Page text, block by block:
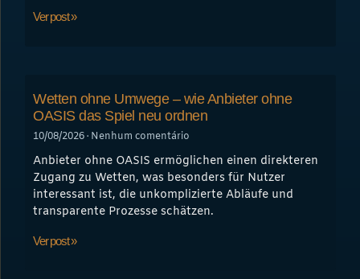
Ver post »
Wetten ohne Umwege – wie Anbieter ohne
OASIS das Spiel neu ordnen
10/08/2026 Nenhum comentário
Anbieter ohne OASIS ermöglichen einen direkteren
Zugang zu Wetten, was besonders für Nutzer
interessant ist, die unkomplizierte Abläufe und
transparente Prozesse schätzen.
Ver post »